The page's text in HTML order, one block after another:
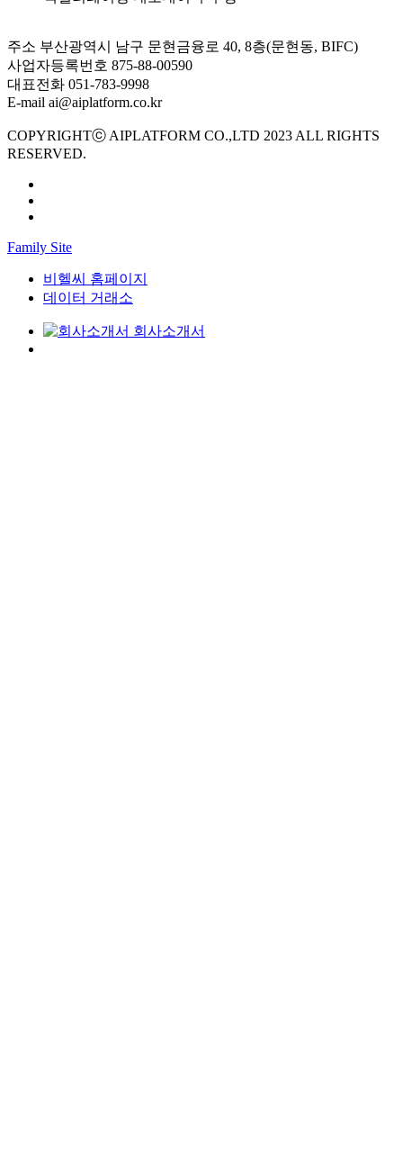
주소 부산광역시 남구 문현금융로 40, 8층(문현동, BIFC)
사업자등록번호 875-88-00590
대표전화 051-783-9998
E-mail ai@aiplatform.co.kr
COPYRIGHTⓒ AIPLATFORM CO.,LTD 2023 ALL RIGHTS
RESERVED.
Family Site
비헬씨 홈페이지
데이터 거래소
회사소개서